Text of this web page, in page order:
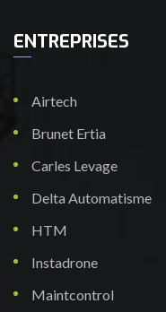
ENTREPRISES
Airtech
Brunet Ertia
Carles Levage
Delta Automatisme
HTM
Instadrone
Maintcontrol